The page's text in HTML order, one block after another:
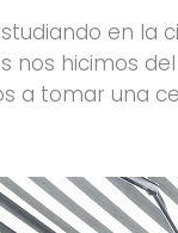
en la
hicimos
a tomar una